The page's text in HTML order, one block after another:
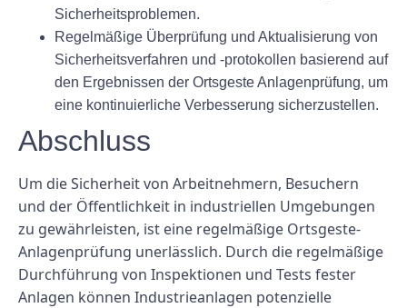
Sicherheitsproblemen.
Regelmäßige Überprüfung und Aktualisierung von
Sicherheitsverfahren und -protokollen basierend auf
den Ergebnissen der Ortsgeste Anlagenprüfung, um
eine kontinuierliche Verbesserung sicherzustellen.
Abschluss
Um die Sicherheit von Arbeitnehmern, Besuchern
und der Öffentlichkeit in industriellen Umgebungen
zu gewährleisten, ist eine regelmäßige Ortsgeste-
Anlagenprüfung unerlässlich. Durch die regelmäßige
Durchführung von Inspektionen und Tests fester
Anlagen können Industrieanlagen potenzielle